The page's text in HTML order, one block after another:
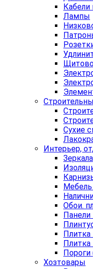
Кабели
Лампы
Сухие
Интерьер,
Зеркала
Мебель
Обои.
Плитка
Плитка
Хозтовары